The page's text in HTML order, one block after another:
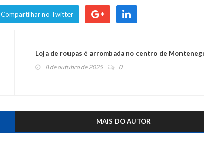
Compartilhar no Twitter
Loja de roupas é arrombada no centro de
8 de outubro de 2025 0
MAIS DO AUTOR